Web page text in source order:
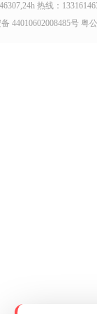
热线：
44010602008485号 粤